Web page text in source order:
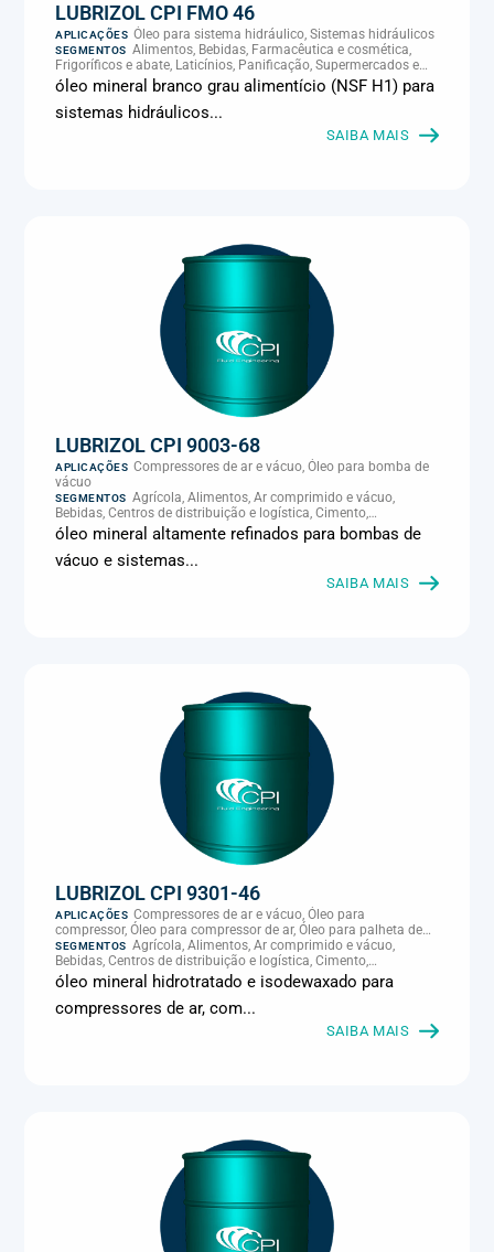
LUBRIZOL CPI FMO 46
APLICAÇÕES Óleo para sistema hidráulico, Sistemas hidráulicos
SEGMENTOS Alimentos, Bebidas, Farmacêutica e cosmética,
Frigoríficos e abate, Laticínios, Panificação, Supermercados e
refrigeração comercial
óleo mineral branco grau alimentício (NSF H1) para
sistemas hidráulicos...
SAIBA MAIS
LUBRIZOL CPI 9003-68
APLICAÇÕES Compressores de ar e vácuo, Óleo para bomba de
vácuo
SEGMENTOS Agrícola, Alimentos, Ar comprimido e vácuo,
Bebidas, Centros de distribuição e logística, Cimento,
Climatização e HVAC, Data center, Eletroeletrônica, Embalagens
e latas, Energia (geração), Eólico, Farmacêutica e cosmética,
Frigoríficos e abate, Laticínios, Madeira e móveis,
Metalmecânica, Metalurgia e fundição, Mineração, MRO e
manutenção industrial, Naval e portuário, Panificação, Papel e
óleo mineral altamente refinados para bombas de
vácuo e sistemas...
SAIBA MAIS
LUBRIZOL CPI 9301-46
APLICAÇÕES Compressores de ar e vácuo, Óleo para
compressor, Óleo para compressor de ar, Óleo para palheta de
compressor, Refrigeração, climatização e compressores
SEGMENTOS Agrícola, Alimentos, Ar comprimido e vácuo,
Bebidas, Centros de distribuição e logística, Cimento,
Climatização e HVAC, Data center, Eletroeletrônica, Embalagens
e latas, Energia (geração), Eólico, Farmacêutica e cosmética,
Frigoríficos e abate, Laticínios, Madeira e móveis,
Metalmecânica, Metalurgia e fundição, Mineração, MRO e
manutenção industrial, Naval e portuário, Panificação, Papel e
óleo mineral hidrotratado e isodewaxado para
compressores de ar, com...
SAIBA MAIS